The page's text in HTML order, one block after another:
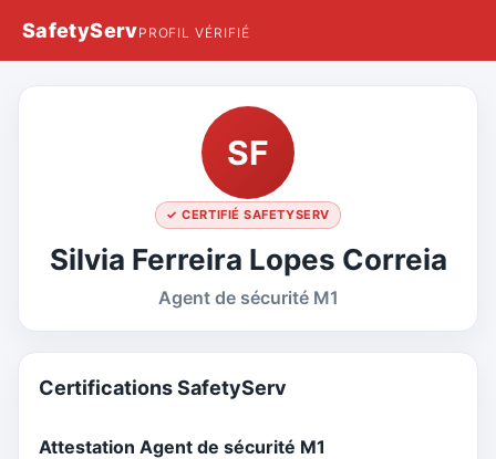
SafetyServPROFIL VÉRIFIÉ
SF
✓ CERTIFIÉ SAFETYSERV
Silvia Ferreira Lopes Correia
Agent de sécurité M1
Certifications SafetyServ
Attestation Agent de sécurité M1